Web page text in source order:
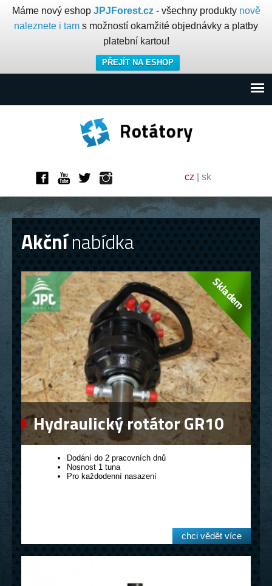
Máme nový eshop JPJForest.cz- všechny produkty nově
naleznete i tam s možností okamžité objednávky a platby
platební kartou!
PŘEJÍT NA ESHOP
cz sk
Akčnínabídka
Hydraulický rotátor GR10
Dodání do 2 pracovních dnů
Nosnost 1 tuna
Pro každodenní nasazení
chci vědět více